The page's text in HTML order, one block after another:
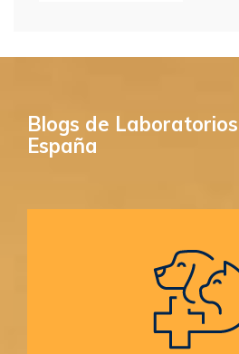
Blogs de
España